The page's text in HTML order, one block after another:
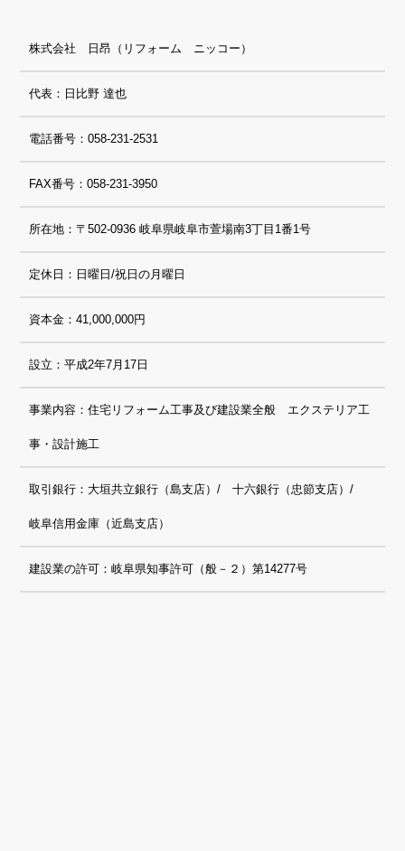
株式会社 日昂（リフォーム ニッコー）
代表：日比野 達也
電話番号：058-231-2531
FAX番号：058-231-3950
所在地：〒502-0936 岐阜県岐阜市萱場南3丁目1番1号
定休日：日曜日/祝日の月曜日
資本金：41,000,000円
設立：平成2年7月17日
事業内容：住宅リフォーム工事及び建設業全般 エクステリア工
事・設計施工
取引銀行：大垣共立銀行（島支店）/ 十六銀行（忠節支店）/
岐阜信用金庫（近島支店）
建設業の許可：岐阜県知事許可（般－２）第14277号